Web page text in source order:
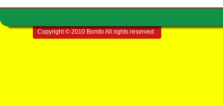
Copyright © 2010 Bonito All rights reserved.